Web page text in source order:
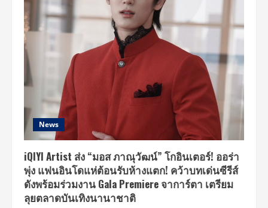
ชู
“Engineering
Society”
News
iQIYI Artist ส่ง “มอส ภาณุวัฒน์” โกอินเตอร์! ออร่า
พุ่ง แฟนอินโดแห่ต้อนรับห้างแตก! คว้าบทเด่นซีรีส์
ดังพร้อมร่วมงาน Gala Premiere จาการ์ตา เตรียม
ลุยตลาดบันเทิงนานาชาติ